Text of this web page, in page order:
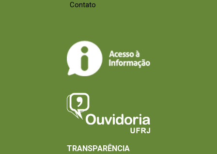
Contato
TRANSPARÊNCIA